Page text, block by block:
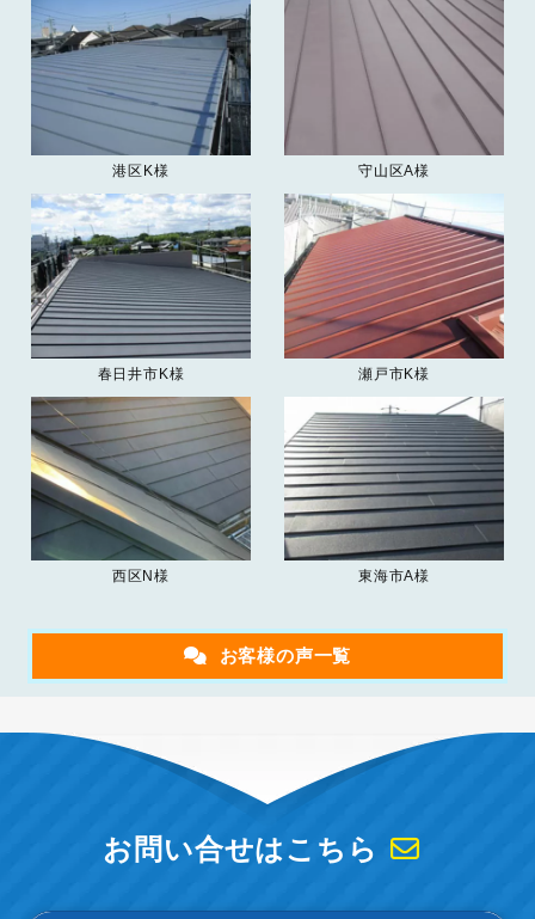
港区K様 守山区A様
春日井市K様 瀬戸市K様
西区N様 東海市A様
お客様の声一覧
お問い合せはこちら